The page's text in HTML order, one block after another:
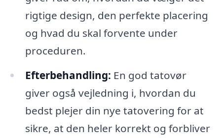
rigtige design, den perfekte placering
og hvad du skal forvente under
proceduren.
Efterbehandling: En god tatovør
giver også vejledning i, hvordan du
bedst plejer din nye tatovering for at
sikre, at den heler korrekt og forbliver